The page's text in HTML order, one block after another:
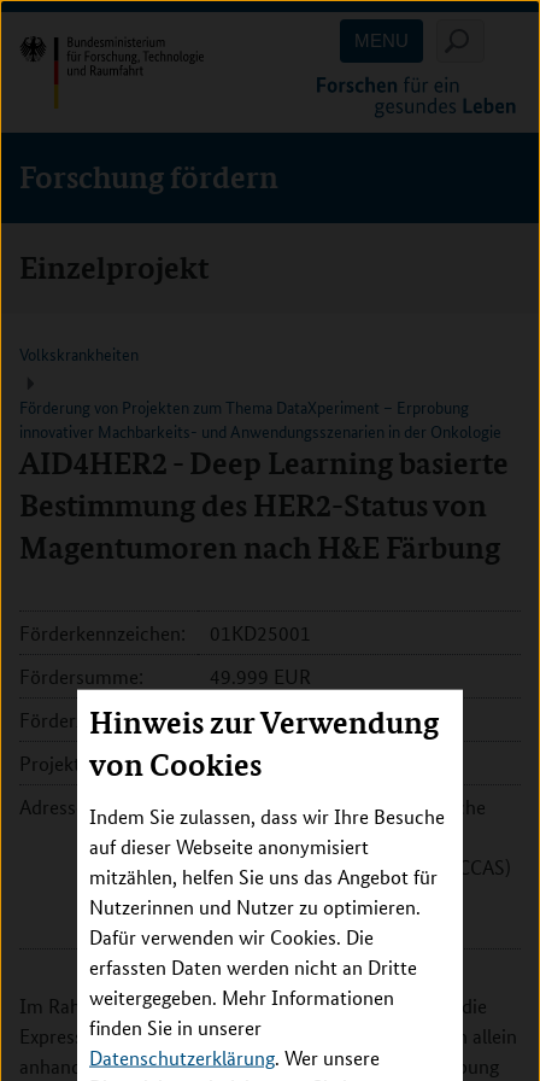
Hinweis zur Verwendung
von Cookies
Indem Sie zulassen, dass wir Ihre Besuche
auf dieser Webseite anonymisiert
mitzählen, helfen Sie uns das Angebot für
Nutzerinnen und Nutzer zu optimieren.
Dafür verwenden wir Cookies. Die
erfassten Daten werden nicht an Dritte
weitergegeben. Mehr Informationen
finden Sie in unserer
Datenschutzerklärung. Wer unsere
Direkt
zum
Inhalt
(Eingabetaste)
Direkt
zum
Hauptmenu
(Eingabetaste)
Direkt
zur
Suche
(Eingabetaste)
MENU
Forschung fördern
Einzelprojekt
Volkskrankheiten
Förderung von Projekten zum Thema DataXperiment – Erprobung
innovativer Machbarkeits- und Anwendungsszenarien in der Onkologie
AID4HER2 - Deep Learning basierte
Bestimmung des HER2-Status von
Magentumoren nach H&E Färbung
Förderkennzeichen:
01KD25001
Fördersumme:
49.999 EUR
Förderzeitraum:
2025 - 2025
Projektleitung:
Prof. Dr. Andreas Melzer
Adresse:
Universität Leipzig, Medizinische
Fakultät, Innovation Center
Computer Assisted Surgery (ICCAS)
Semmelweisstr. 14
04103 Leipzig
Im Rahmen des Projekts soll untersucht werden, ob die
Expression eines bestimmten Gens in Magentumoren allein
anhand von Gewebeschnitten nach einer Routinefärbung